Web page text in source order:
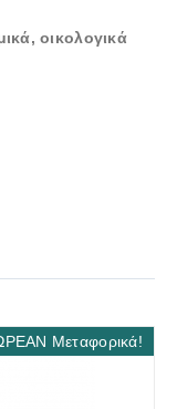
οικολογικά
Μεταφορικά!